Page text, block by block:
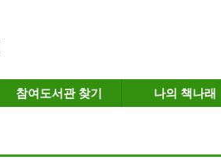
참여도서관 찾기 나의 책나래